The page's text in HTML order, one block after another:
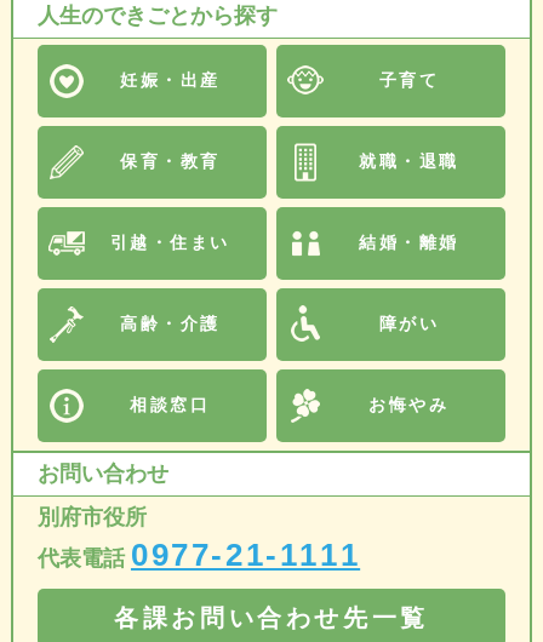
人生のできごとから探す
妊娠・出産 子育て
保育・教育 就職・退職
引越・住まい 結婚・離婚
高齢・介護 障がい
相談窓口 お悔やみ
お問い合わせ
別府市役所
代表電話 0977-21-1111
各課お問い合わせ先一覧